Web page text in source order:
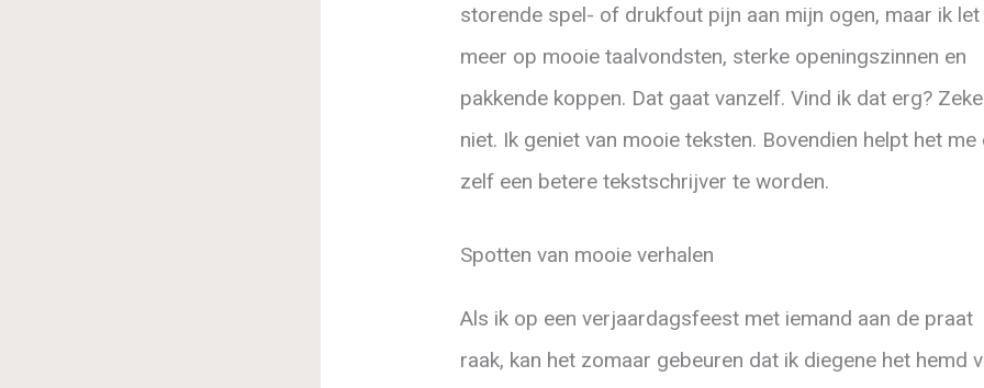
storende spel- of drukfout pijn aan mijn ogen, maar ik let
meer op mooie taalvondsten, sterke openingszinnen en
pakkende koppen. Dat gaat vanzelf. Vind ik dat erg?
niet. Ik geniet van mooie teksten. Bovendien helpt het me
zelf een betere tekstschrijver te worden.
Spotten van mooie verhalen
Als ik op een verjaardagsfeest met iemand aan de praat
raak, kan het zomaar gebeuren dat ik diegene het hemd